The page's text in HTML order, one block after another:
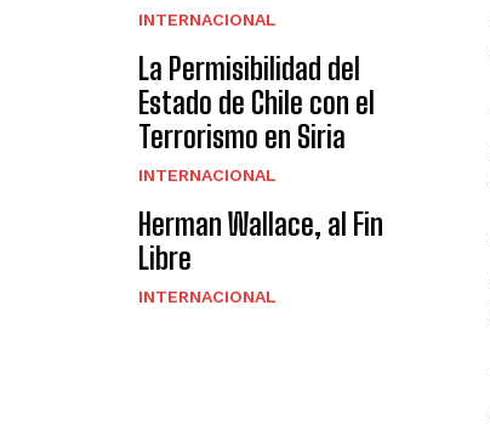
INTERNACIONAL
La Permisibilidad del
Estado de Chile con el
Terrorismo en Siria
INTERNACIONAL
Herman Wallace, al Fin
Libre
INTERNACIONAL